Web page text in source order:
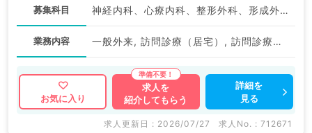
募集科目 神経内科、心療内科、整形外科、形成外科、美容外科、脳神経外科、呼吸器外科、心臓血管外科、小児外科、泌尿器科、一般内科、循環器内科、呼吸器内科、消化器内科、内分泌・代謝内科、腎臓内科、老年内科、外科系全般、一般外科、消化器外科、乳腺外科、膠原病科、スポーツ整形外科、大腸・肛門外科、脊髄・脊椎外科
業務内容 一般外来, 訪問診療（居宅）, 訪問診療（施設）, その他, その他, 一般外来
お気に入り
求人を
紹介してもらう
詳細を
見る
求人更新日 : 2026/07/27 求人No. : 712671